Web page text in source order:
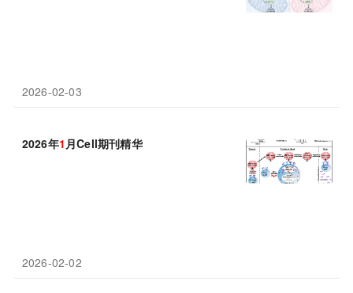
2026-02-03
2026年1 月Cell期刊精华
2026-02-02